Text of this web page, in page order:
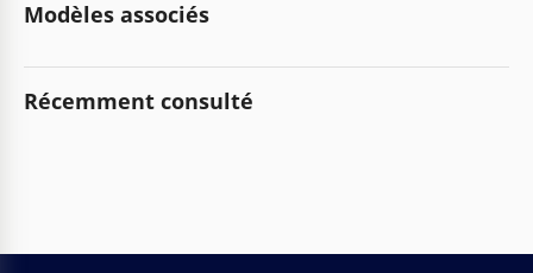
Modèles associés
Récemment consulté